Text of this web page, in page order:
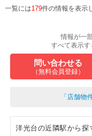
一覧には179件の情報を表示
情報が一
すべて表示す
問い合わせる
（無料会員登録）
「店舗物
洋光台の近隣駅から探